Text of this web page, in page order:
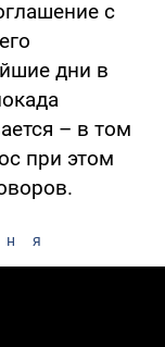
с
дни в
– в том
при этом